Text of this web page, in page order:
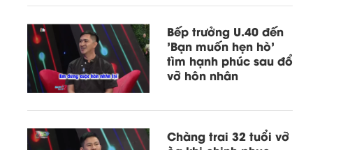
Bếp trưởng U.40 đến
'Bạn muốn hẹn hò'
tìm hạnh phúc sau đổ
vỡ hôn nhân
Chàng trai 32 tuổi vỡ